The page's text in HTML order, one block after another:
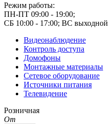
Режим работы:
ПН-ПТ 09:00 - 19:00;
СБ 10:00 - 17:00; ВС выходной
Видеонаблюдение
Контроль доступа
Домофоны
Монтажные материалы
Сетевое оборудование
Источники питания
Телевидение
Розничная
От